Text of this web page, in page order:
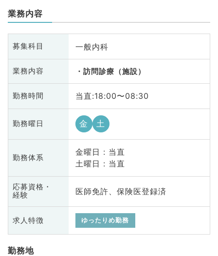
業務内容
募集科目 一般内科
業務内容 訪問診療（施設）
勤務時間 当直:18:00〜08:30
勤務曜日 金 土
勤務体系
金曜日 : 当直
土曜日 : 当直
応募資格・
経験
医師免許、保険医登録済
求人特徴 ゆったりめ勤務
勤務地